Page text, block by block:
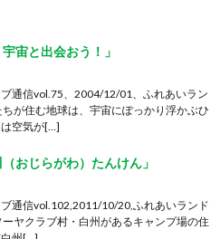
宙と出会おう！」
通信vol.75、2004/12/01、ふれあいラン
ちが住む地球は、宇宙にぽっかり浮かぶひ
空気が[…]
（おじらがわ）たんけん」
通信vol.102,2011/10/20,ふれあいランド
ーヤクラブ村・白州があるキャンプ場の住